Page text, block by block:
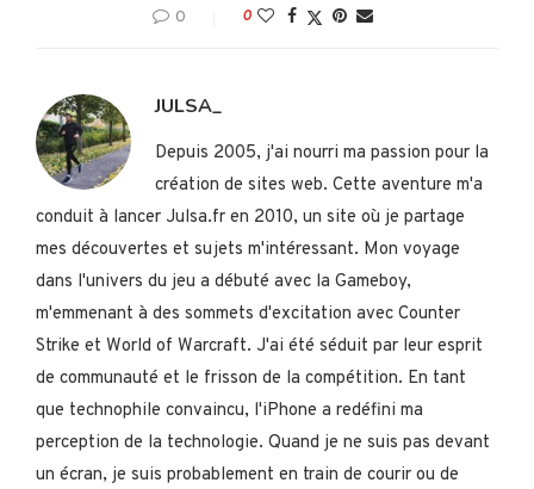
0 0
JULSA_
Depuis 2005, j'ai nourri ma passion pour la
création de sites web. Cette aventure m'a
conduit à lancer Julsa.fr en 2010, un site où je partage
mes découvertes et sujets m'intéressant. Mon voyage
dans l'univers du jeu a débuté avec la Gameboy,
m'emmenant à des sommets d'excitation avec Counter
Strike et World of Warcraft. J'ai été séduit par leur esprit
de communauté et le frisson de la compétition. En tant
que technophile convaincu, l'iPhone a redéfini ma
perception de la technologie. Quand je ne suis pas devant
un écran, je suis probablement en train de courir ou de